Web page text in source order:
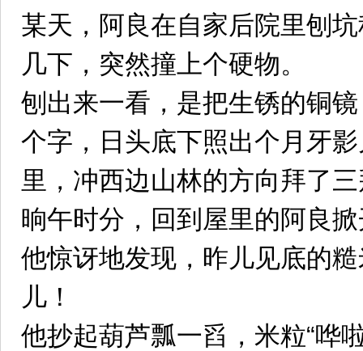
某天，阿良在自家后院里刨
几下，突然撞上个硬物。
刨出来一看，是把生锈的铜
个字，日头底下照出个月牙
里，冲西边山林的方向拜了
晌午时分，回到屋里的阿良
他惊讶地发现，昨儿见底的
儿！
他抄起葫芦瓢一舀，米粒“哗